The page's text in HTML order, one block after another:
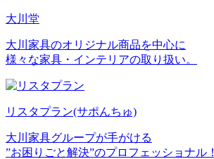
大川堂
大川家具のオリジナル商品を中心に
様々な家具・インテリアの取り扱い。
リスタプラン(サポんちゅ)
大川家具グループが手がける
”お困りごと解決”のプロフェッショナル！